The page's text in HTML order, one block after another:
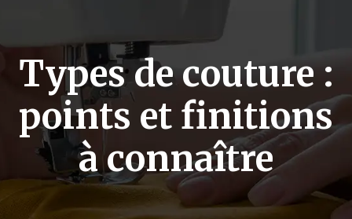
Types de couture :
points et finitions
à connaître